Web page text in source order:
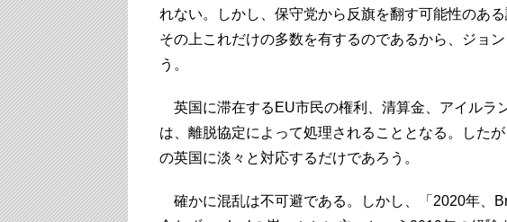
れない。しかし、保守党から反旗を翻す可能性のあ
その上これだけの多数を有するのであるから、ジョ
う。
英国に滞在するEU市民の権利、清算金、アイルラ
は、離脱協定によって処理されることとなる。した
の英国に淡々と対応するだけであろう。
確かに混乱は不可避である。しかし、「2020年、